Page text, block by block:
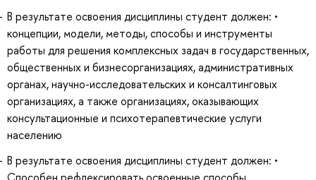
В результате освоения дисциплины студент должен: •
концепции, модели, методы, способы и инструменты
работы для решения комплексных задач в государственных,
общественных и бизнесорганизациях, административных
органах, научно-исследовательских и консалтинговых
организациях, а также организациях, оказывающих
консультационные и психотерапевтические услуги
населению
В результате освоения дисциплины студент должен: •